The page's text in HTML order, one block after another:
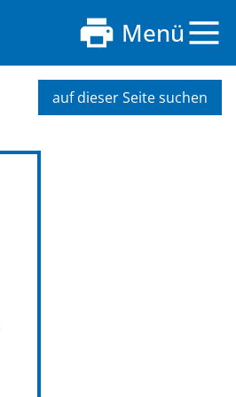
Menü
auf dieser Seite suchen